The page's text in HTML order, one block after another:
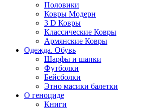
Половики
Ковры Модерн
3 D Ковры
Классические Ковры
Армянские Ковры
Одежда. Обувь
Шарфы и шапки
Футболки
Бейсболки
Этно масики балетки
О геноциде
Книги